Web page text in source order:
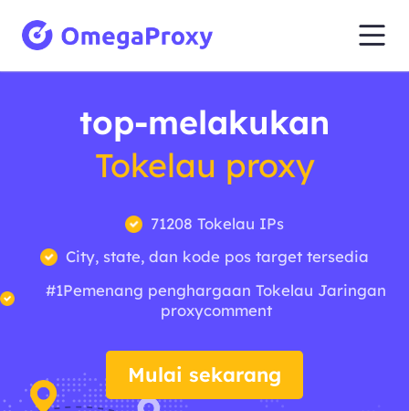
top-melakukan
Tokelau proxy
71208 Tokelau IPs
City, state, dan kode pos target tersedia
#1Pemenang penghargaan Tokelau Jaringan
proxycomment
Mulai sekarang